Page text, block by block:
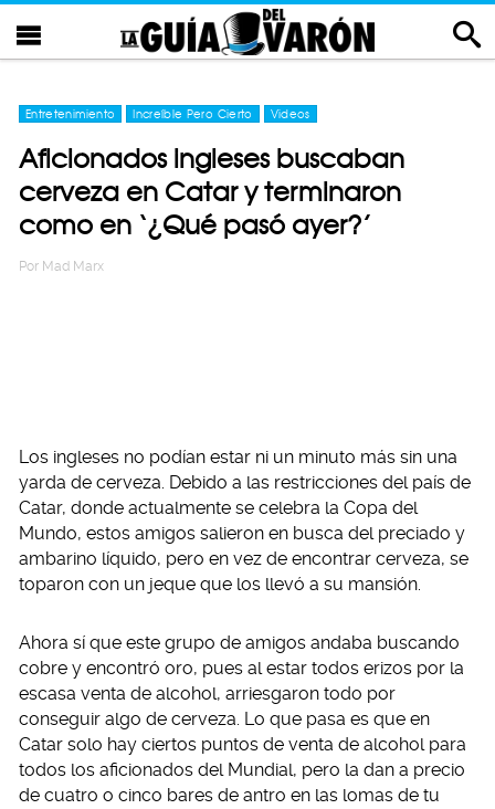
Entretenimiento Increíble Pero Cierto Videos
Aficionados ingleses buscaban
cerveza en Catar y terminaron
como en ‘¿Qué pasó ayer?’
Por Mad Marx
Los ingleses no podían estar ni un minuto más sin una
yarda de cerveza. Debido a las restricciones del país de
Catar, donde actualmente se celebra la Copa del
Mundo, estos amigos salieron en busca del preciado y
ambarino líquido, pero en vez de encontrar cerveza, se
toparon con un jeque que los llevó a su mansión.
Ahora sí que este grupo de amigos andaba buscando
cobre y encontró oro, pues al estar todos erizos por la
escasa venta de alcohol, arriesgaron todo por
conseguir algo de cerveza. Lo que pasa es que en
Catar solo hay ciertos puntos de venta de alcohol para
todos los aficionados del Mundial, pero la dan a precio
de cuatro o cinco bares de antro en las lomas de tu